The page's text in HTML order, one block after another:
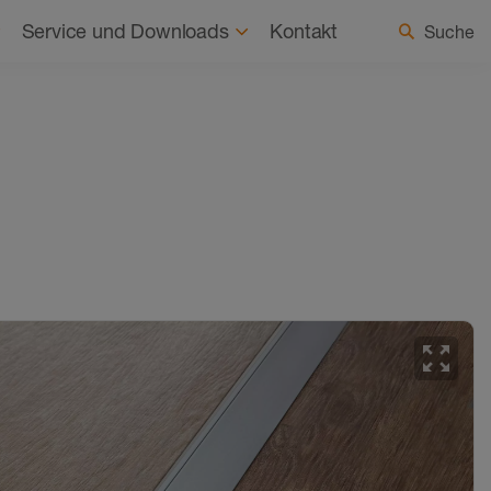
Aktuelles Land / Sprache wählen
Service und Downloads Kontakt Suche
zoom_out_map